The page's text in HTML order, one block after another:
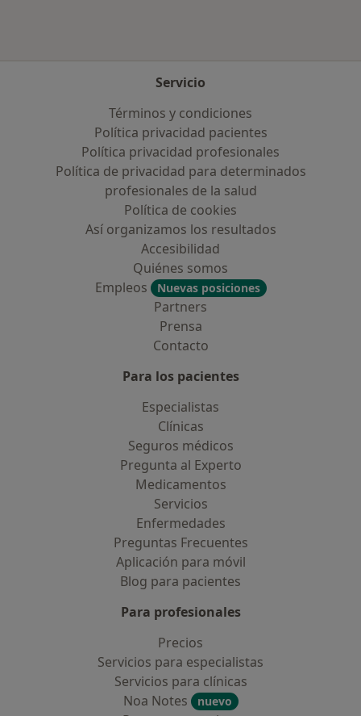
Servicio
Términos y condiciones
Política privacidad pacientes
Política privacidad profesionales
Política de privacidad para determinados
profesionales de la salud
Política de cookies
Así organizamos los resultados
Accesibilidad
Quiénes somos
Empleos
Nuevas posiciones
Partners
Prensa
Contacto
Para los pacientes
Especialistas
Clínicas
Seguros médicos
Pregunta al Experto
Medicamentos
Servicios
Enfermedades
Preguntas Frecuentes
Aplicación para móvil
Blog para pacientes
Para profesionales
Precios
Servicios para especialistas
Servicios para clínicas
Noa Notes
nuevo